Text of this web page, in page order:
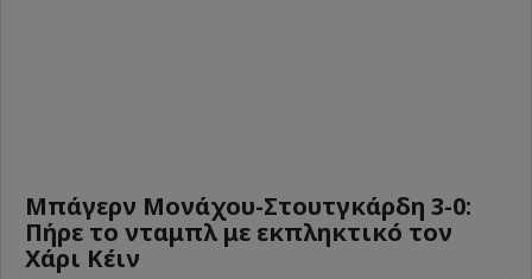
Μπάγερν Μονάχου-Στουτγκάρδη 3-0:
Πήρε το νταμπλ με εκπληκτικό τον
Χάρι Κέιν